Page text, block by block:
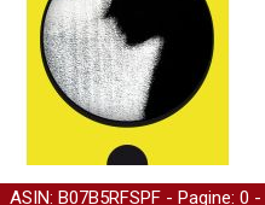
ASIN: B07B5RFSPF - Pagine: 0 -